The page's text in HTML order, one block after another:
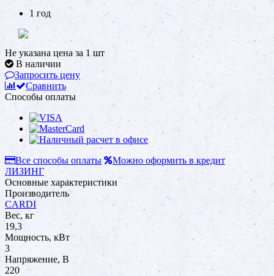
1 год
Не указана цена за 1 шт
В наличии
Запросить цену
Сравнить
Способы оплаты
Все способы оплаты
Можно оформить в кредит
ЛИЗИНГ
Основные характеристики
Производитель
CARDI
Вес, кг
19,3
Мощность, кВт
3
Напряжение, В
220